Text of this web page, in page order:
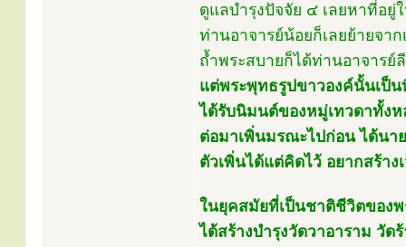
ดูแลบำรุงปัจจัย ๔ เลยหาที่อยู่
ท่านอาจารย์น้อยก็เลยย้ายจา
ถ้ำพระสบายก็ได้ท่านอาจาร
แต่พระพุทธรูปขาวองค์นั้นเป็
ได้รับนิมนต์ของหมู่เทวดาทั้งห
ต่อมาเพิ่นมรณะไปก่อน ได้นา
ตัวเพิ่นได้แต่คิดไว้ อยากสร้าง
ในยุคสมัยที่เป็นชาติชีวิตของพ
ได้สร้างบำรุงวัดวาอาราม วัด